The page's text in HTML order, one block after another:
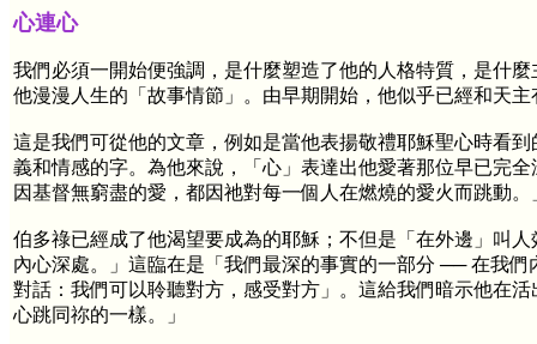
心連心
我們必須一開始便強調，是什麼塑造了他的人格特質，是什
他漫漫人生的「故事情節」。由早期開始，他似乎已經和天
這是我們可從他的文章，例如是當他表揚敬禮耶穌聖心時看
義和情感的字。為他來說，「心」表達出他愛著那位早已完
因基督無窮盡的愛，都因祂對每一個人在燃燒的愛火而跳動。
伯多祿已經成了他渴望要成為的耶穌；不但是「在外邊」叫
內心深處。」這臨在是「我們最深的事實的一部分 ── 在我
對話：我們可以聆聽對方，感受對方」。這給我們暗示他在
心跳同祢的一樣。」